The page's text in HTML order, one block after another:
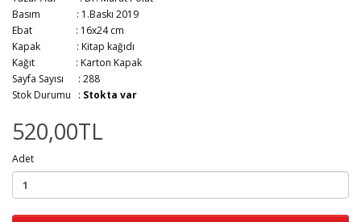
Basım : 1.Baskı 2019
Ebat : 16x24 cm
Kapak : Kitap kağıdı
Kağıt : Karton Kapak
Sayfa Sayısı : 288
Stok Durumu : Stokta var
520,00TL
Adet